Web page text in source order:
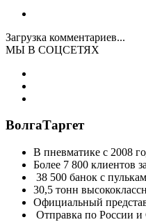
Загрузка комментариев...
МЫ В СОЦСЕТЯХ
ВолгаТаргет
В пневматике с 2008
Более 7 800 клиентов
38 500 банок с
30,5 тонн
Официальный
Отправка по России